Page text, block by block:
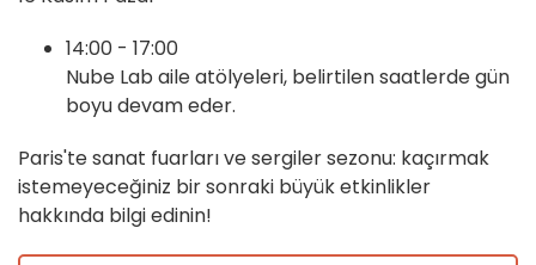
14:00 - 17:00
Nube Lab aile atölyeleri, belirtilen saatlerde gün
boyu devam eder.
Paris'te sanat fuarları ve sergiler sezonu: kaçırmak
istemeyeceğiniz bir sonraki büyük etkinlikler
hakkında bilgi edinin!